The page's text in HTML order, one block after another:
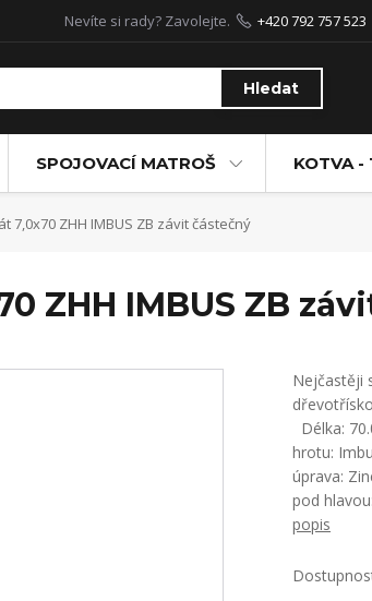
Hledat
Nevíte si rady? Zavolejte. +420 792 757 523
SPOJOVACÍ MATROŠ KOTVA -
ZHH IMBUS ZB závit částečný
ZHH IMBUS ZB
Nejčastěji
Délka:
hrotu:
úprava:
pod
popis